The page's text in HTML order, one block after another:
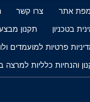
מפת אתר צרו קשר
בטכניון
תקנון
פרטיות למועמדים
והנחיות כלליות למרצה